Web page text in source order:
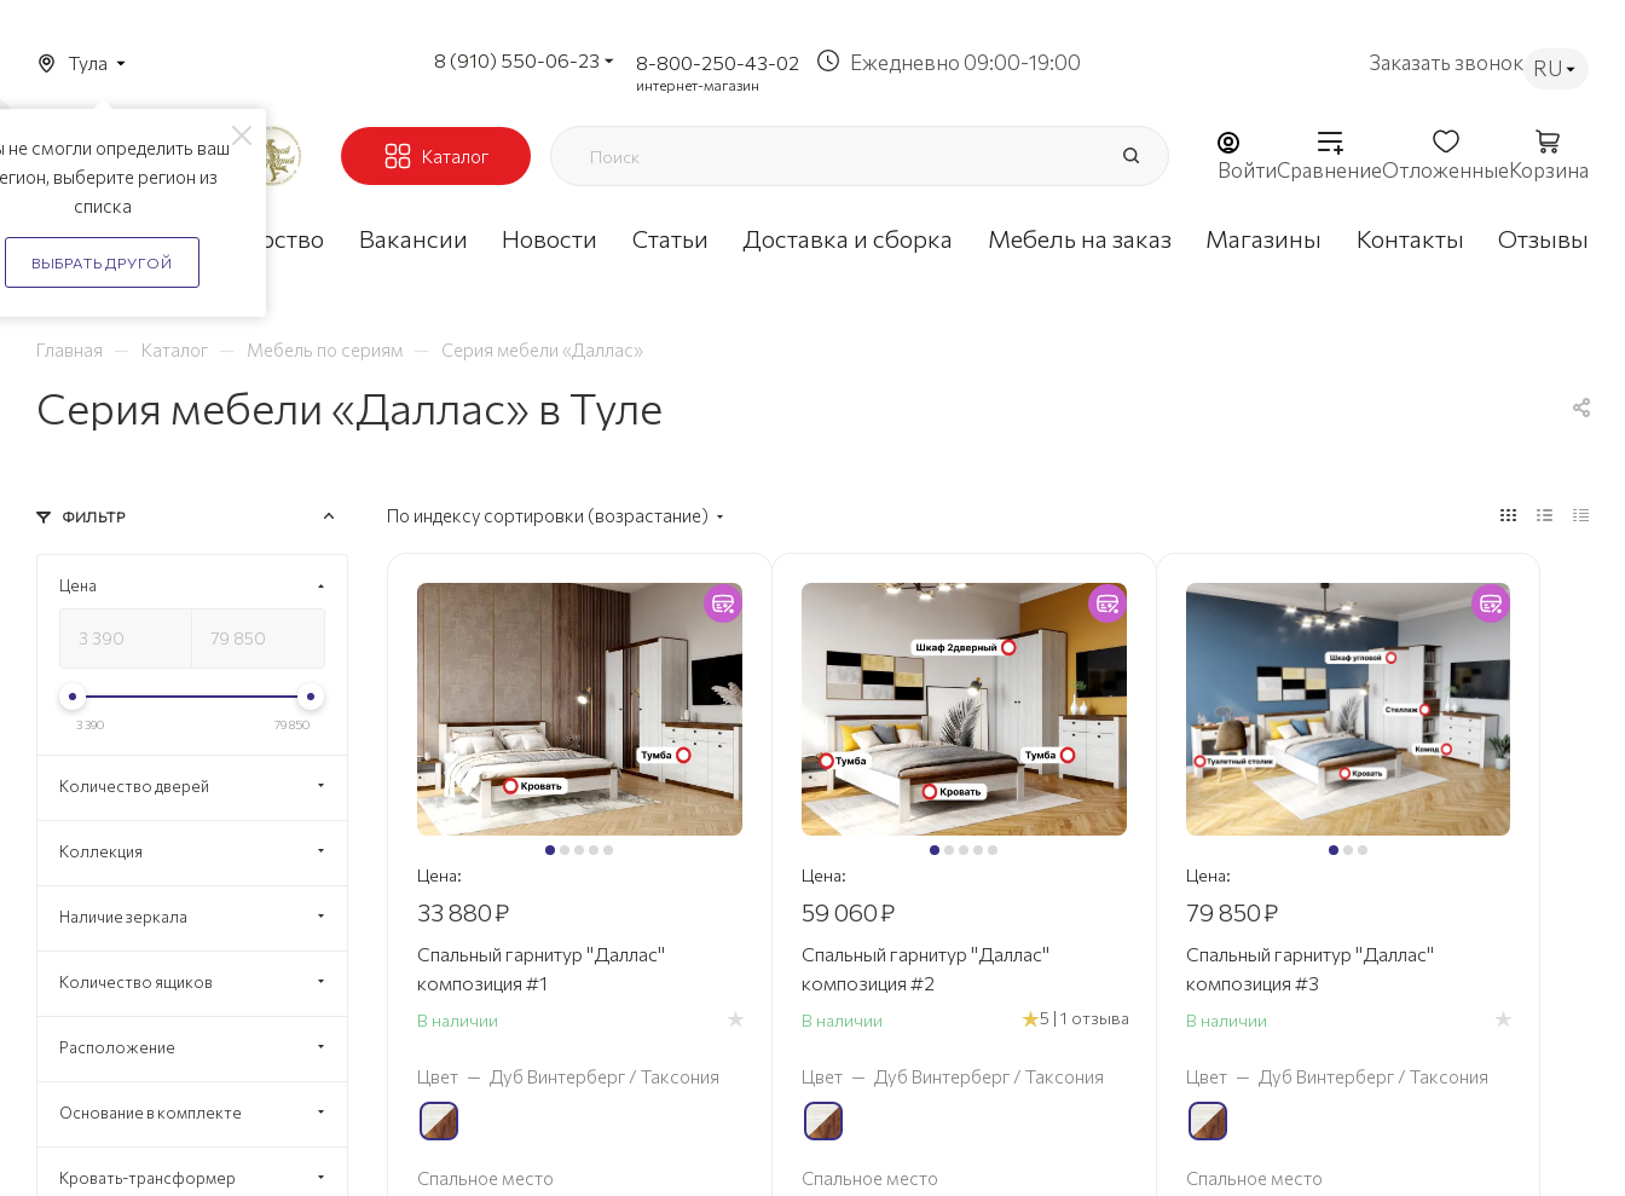
Тула
смогли определить ваш
выберите регион из
списка
ВЫБРАТЬ ДРУГОЙ
8 (910) 550-06-23 8-800-250-43-02
интернет-магазин
Ежедневно 09:00-19:00 Заказать звонок RU
Каталог
ВойтиСравнениеОтложенныеКорзина
Акции Партнерство Вакансии Новости Статьи Доставка и сборка Мебель на заказ Магазины Контакты Отзывы
Главная — Каталог — Мебель по сериям — Серия мебели «Даллас»
Серия мебели «Даллас» в Туле
По индексу сортировки (возрастание)
Цена:
33 880₽
Спальный гарнитур "Даллас"
композиция #1
В наличии
Цвет — Дуб Винтерберг / Таксония
Спальное место
Цена:
59 060₽
Спальный гарнитур "Даллас"
композиция #2
В наличии 5 | 1 отзыва
Цвет — Дуб Винтерберг / Таксония
Спальное место
Цена:
79 850₽
Спальный гарнитур "Даллас"
композиция #3
В наличии
Цвет — Дуб Винтерберг / Таксония
Спальное место
ФИЛЬТР
Цена
3 390 79 850
Количество дверей
Коллекция
Наличие зеркала
Количество ящиков
Расположение
Основание в комплекте
Кровать-трансформер